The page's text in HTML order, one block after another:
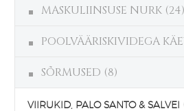
MASKULIINSUSE NURK (24)
POOLVÄÄRISKIVIDEGA
SÕRMUSED (8)
VIIRUKID, PALO SANTO & SALVEI